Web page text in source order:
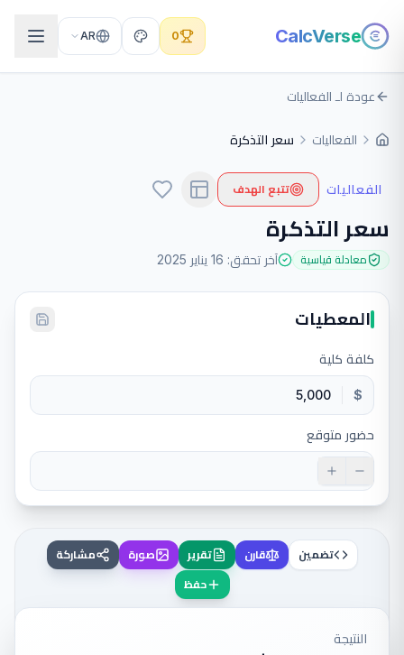
CalcVerse
0
AR
عودة لـ الفعاليات
الفعاليات سعر التذكرة
الفعاليات تتبع الهدف
سعر التذكرة
معادلة قياسية آخر تحقق: 16 يناير 2025
المعطيات
كلفة كلية
$
حضور متوقع
تضمين قارن تقرير صورة مشاركة
حفظ
النتيجة